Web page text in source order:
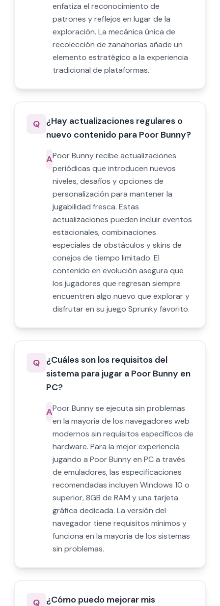
enfatiza el reconocimiento de
patrones y reflejos en lugar de la
exploración. La mecánica única de
recolección de zanahorias añade un
elemento estratégico a la experiencia
tradicional de plataformas.
Q ¿Hay actualizaciones regulares o
nuevo contenido para Poor Bunny?
APoor Bunny recibe actualizaciones
periódicas que introducen nuevos
niveles, desafíos y opciones de
personalización para mantener la
jugabilidad fresca. Estas
actualizaciones pueden incluir eventos
estacionales, combinaciones
especiales de obstáculos y skins de
conejos de tiempo limitado. El
contenido en evolución asegura que
los jugadores que regresan siempre
encuentren algo nuevo que explorar y
disfrutar en su juego Sprunky favorito.
Q ¿Cuáles son los requisitos del
sistema para jugar a Poor Bunny en
PC?
APoor Bunny se ejecuta sin problemas
en la mayoría de los navegadores web
modernos sin requisitos específicos de
hardware. Para la mejor experiencia
jugando a Poor Bunny en PC a través
de emuladores, las especificaciones
recomendadas incluyen Windows 10 o
superior, 8GB de RAM y una tarjeta
gráfica dedicada. La versión del
navegador tiene requisitos mínimos y
funciona en la mayoría de los sistemas
sin problemas.
Q ¿Cómo puedo mejorar mis